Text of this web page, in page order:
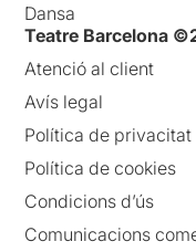
Dansa
Teatre Barcelona
Atenció al client
Avís legal
Política de privacitat
Política de cookies
Condicions d’ús
Comunicacions